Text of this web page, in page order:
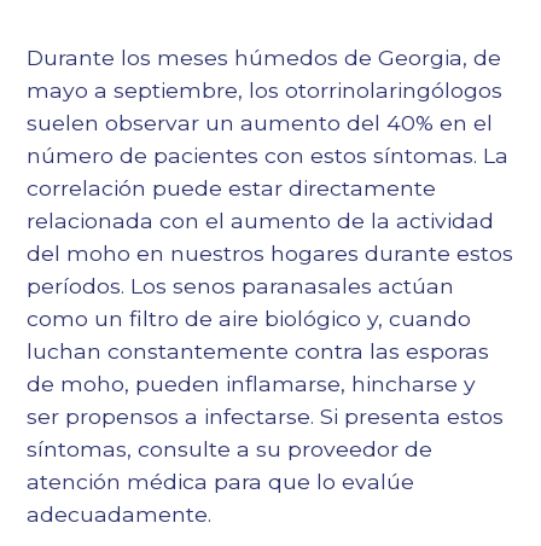
Durante los meses húmedos de Georgia, de
mayo a septiembre, los otorrinolaringólogos
suelen observar un aumento del 40% en el
número de pacientes con estos síntomas. La
correlación puede estar directamente
relacionada con el aumento de la actividad
del moho en nuestros hogares durante estos
períodos. Los senos paranasales actúan
como un filtro de aire biológico y, cuando
luchan constantemente contra las esporas
de moho, pueden inflamarse, hincharse y
ser propensos a infectarse. Si presenta estos
síntomas, consulte a su proveedor de
atención médica para que lo evalúe
adecuadamente.